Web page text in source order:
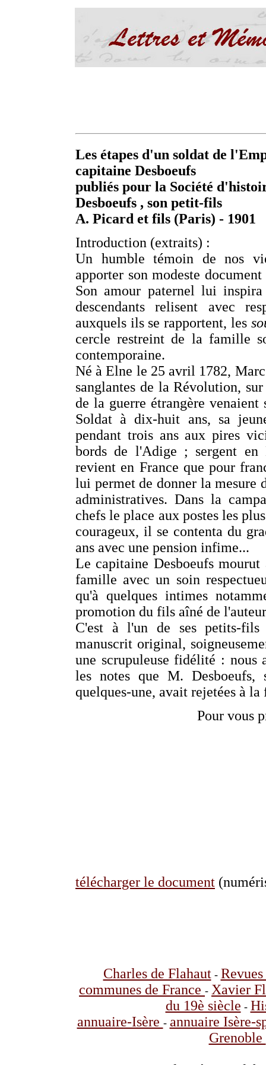
Les étapes d'un soldat de
capitaine Desboeufs
publiés pour la Société
Desboeufs , son petit-fils
A. Picard et fils (Paris) - 1901
Introduction (extraits) :
Un humble témoin de nos
apporter son modeste
Son amour paternel lui inspira
descendants relisent avec
auxquels ils se rapportent, les
cercle restreint de la famille
contemporaine.
Né à Elne le 25 avril 1782,
sanglantes de la Révolution,
de la guerre étrangère
Soldat à dix-huit ans, sa
pendant trois ans aux pires
bords de l'Adige ; sergent
revient en France que pour
lui permet de donner la mesure
administratives. Dans la
chefs le place aux postes les
courageux, il se contenta du
ans avec une pension infime...
Le capitaine Desboeufs mourut
famille avec un soin
qu'à quelques intimes
promotion du fils aîné de
C'est à l'un de ses petits-
manuscrit original,
une scrupuleuse fidélité : nous
les notes que M.
quelques-une, avait rejetées à
Pour vous
télécharger le document
Charles de Flahaut-
communes de France - Xavier
du 19è siècle -
annuaire-Isère - annuaire Isère-
Grenoble